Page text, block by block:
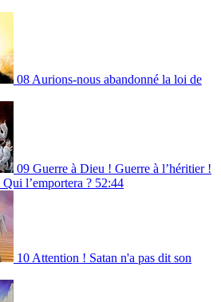
08 Aurions-nous abandonné la loi de
09 Guerre à Dieu ! Guerre à l’héritier !
l’emportera ? 52:44
10 Attention ! Satan n'a pas dit son